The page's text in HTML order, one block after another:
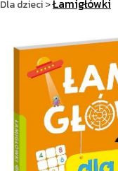
Dla dzieci>Łamigłówki